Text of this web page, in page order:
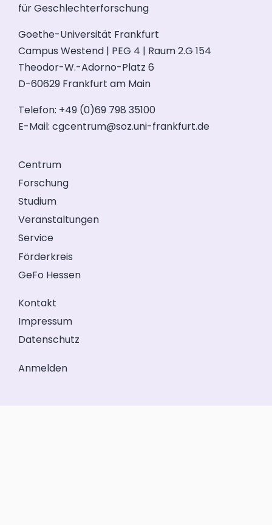
für Geschlechterforschung
Goethe-Universität Frankfurt
Campus Westend | PEG 4 | Raum 2.G 154
Theodor-W.-Adorno-Platz 6
D-60629 Frankfurt am Main
Telefon: +49 (0)69 798 35100
E-Mail: cgcentrum@soz.uni-frankfurt.de
Centrum
Forschung
Studium
Veranstaltungen
Service
Förderkreis
GeFo Hessen
Kontakt
Impressum
Datenschutz
Anmelden